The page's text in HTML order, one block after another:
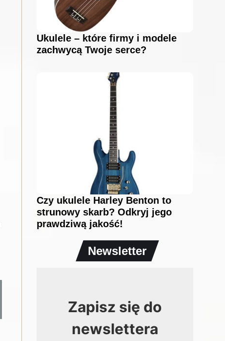
Ukulele – które firmy i modele
zachwycą Twoje serce?
Czy ukulele Harley Benton to
strunowy skarb? Odkryj jego
prawdziwą jakość!
Newsletter
Zapisz się do
newslettera